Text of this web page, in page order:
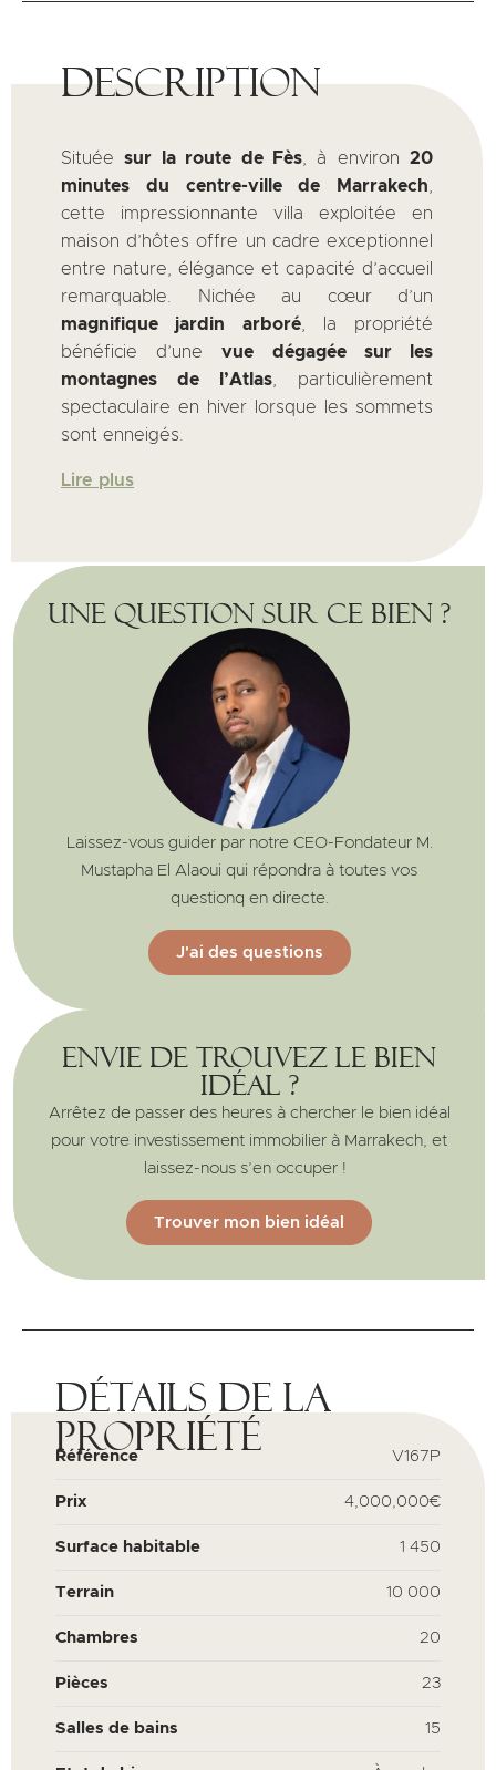
Description
Situéesur la route de Fès, à environ 20
minutes du centre-ville de Marrakech
cette impressionnante villa exploitée en
maison d’hôtes offre un cadre exceptionnel
entre nature, élégance et capacité d’accueil
remarquable. Nichée au cœur d’un
magnifique jardin arboré, la propriété
bénéficie d’unevue dégagée sur les
montagnes de l’Atlas , particulièrement
spectaculaire en hiver lorsque les sommets
sont enneigés.
Lire plus
Envie de trouvez le bien
idéal ?
Arrêtez de passer des heures à chercher le bien idéal
pour votre investissement immobilier à Marrakech, et
laissez-nous s’en occuper !
Trouver mon bien idéal
Une question sur ce bien ?
Laissez-vous guider par notre CEO-Fondateur M.
Mustapha El Alaoui qui répondra à toutes vos
questionq en directe.
J'ai des questions
Détails de la
propriété
Référence V167P
Prix 4,000,000€
Surface habitable 1 450
Terrain 10 000
Chambres 20
Pièces 23
Salles de bains 15